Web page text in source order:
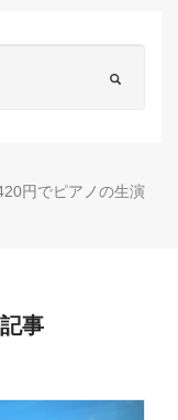
円でピアノの生演
事